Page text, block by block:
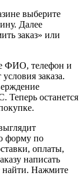
выберите
Далее
заказ» или
ФИО, телефон и
заказа.
Теперь останется
форму по
оплаты,
написать
найти. Нажмите